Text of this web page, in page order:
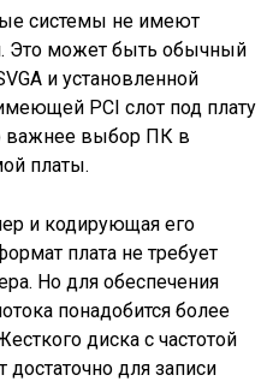
системы не имеют
Это может быть обычный
и установленной
PCI слот под плату
важнее выбор ПК в
платы.
и кодирующая его
плата не требует
Но для обеспечения
понадобится более
диска с частотой
для записи